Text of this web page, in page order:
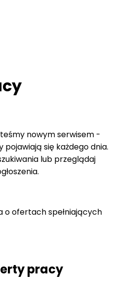
nowym serwisem -
się każdego dnia.
lub przeglądaj
o ofertach spełniających
pracy